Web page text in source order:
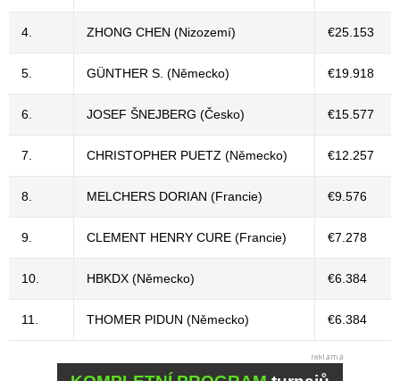
4. ZHONG CHEN (Nizozemí) €25.153
5. GÜNTHER S. (Německo) €19.918
6. JOSEF ŠNEJBERG (Česko) €15.577
7. CHRISTOPHER PUETZ (Německo) €12.257
8. MELCHERS DORIAN (Francie) €9.576
9. CLEMENT HENRY CURE (Francie) €7.278
10. HBKDX (Německo) €6.384
11. THOMER PIDUN (Německo) €6.384